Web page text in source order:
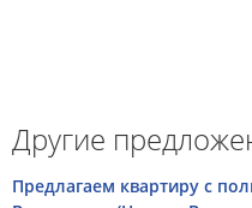
Другие
Предлагаем квартиру с